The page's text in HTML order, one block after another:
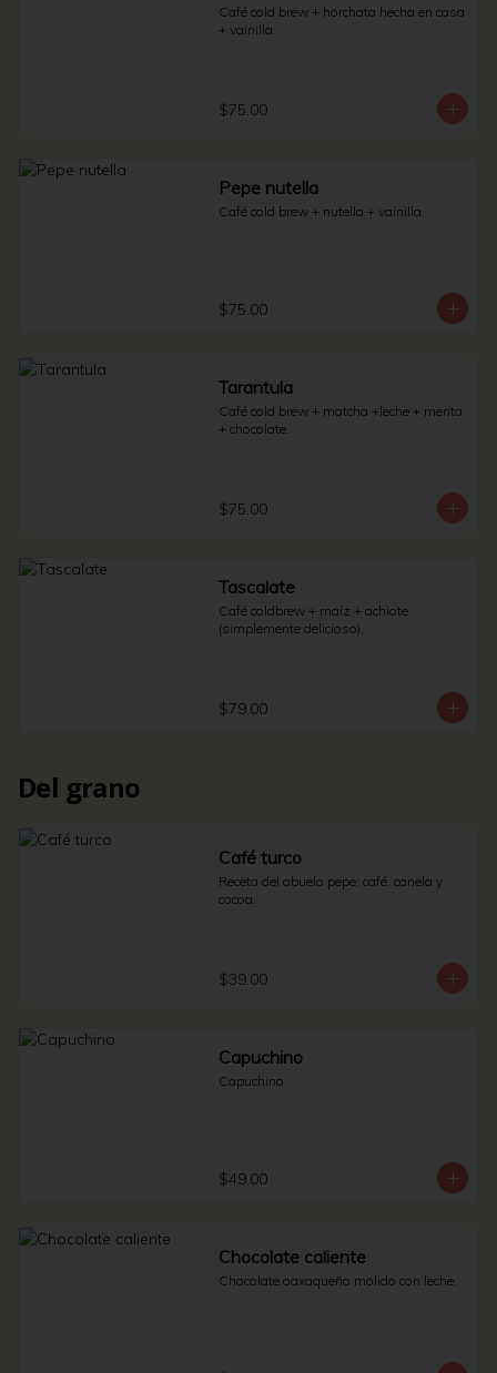
Café cold brew + horchata hecha en casa
+ vainilla.
$75.00
Pepe nutella
Café cold brew + nutella + vainilla.
$75.00
Tarantula
Café cold brew + matcha +leche + menta
+ chocolate.
$75.00
Tascalate
Café coldbrew + maíz + achiote
(simplemente delicioso).
$79.00
Del grano
Café turco
Receta del abuelo pepe: café, canela y
cocoa.
$39.00
Capuchino
Capuchino.
$49.00
Chocolate caliente
Chocolate oaxaqueño molido con leche.